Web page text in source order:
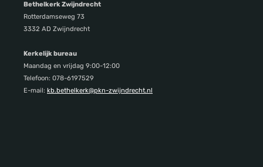
Bethelkerk Zwijndrecht
Rotterdamseweg 73
3332 AD Zwijndrecht
Kerkelijk bureau
Maandag en vrijdag 9:00-12:00
Telefoon: 078-6197529
E-mail: kb.bethelkerk@pkn-zwijndrecht.nl